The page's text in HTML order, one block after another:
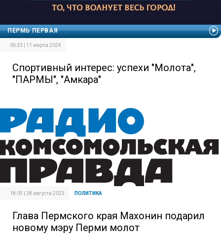
ПЕРМЬ ПЕРВАЯ
06:33 | 11 марта 2024
Спортивный интерес: успехи "Молота",
"ПАРМЫ", "Амкара"
18:05 | 28 августа 2023 ПОЛИТИКА
Глава Пермского края Махонин подарил
новому мэру Перми молот